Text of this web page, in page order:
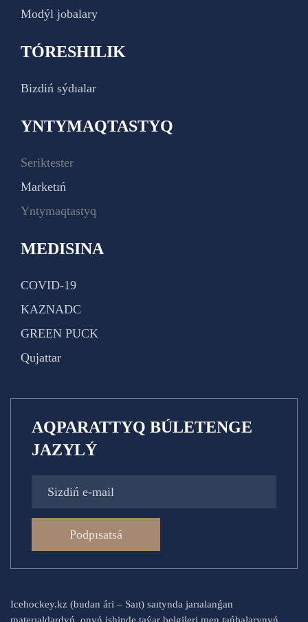
Modýl jobalary
TÓRESHILIK
Bizdiń sýdıalar
YNTYMAQTASTYQ
Seriktester
Marketıń
Yntymaqtastyq
MEDISINA
COVID-19
KAZNADC
GREEN PUCK
Qujattar
AQPARATTYQ BÚLETENGE
JAZYLÝ
Podpısatsá
Icehockey.kz (budan ári – Saıt) saıtynda jarıalanǵan